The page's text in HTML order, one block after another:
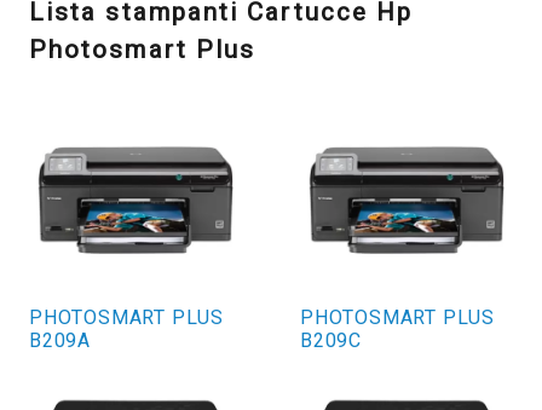
Lista stampanti Cartucce Hp
Photosmart Plus
PHOTOSMART PLUS
B209A
PHOTOSMART PLUS
B209C